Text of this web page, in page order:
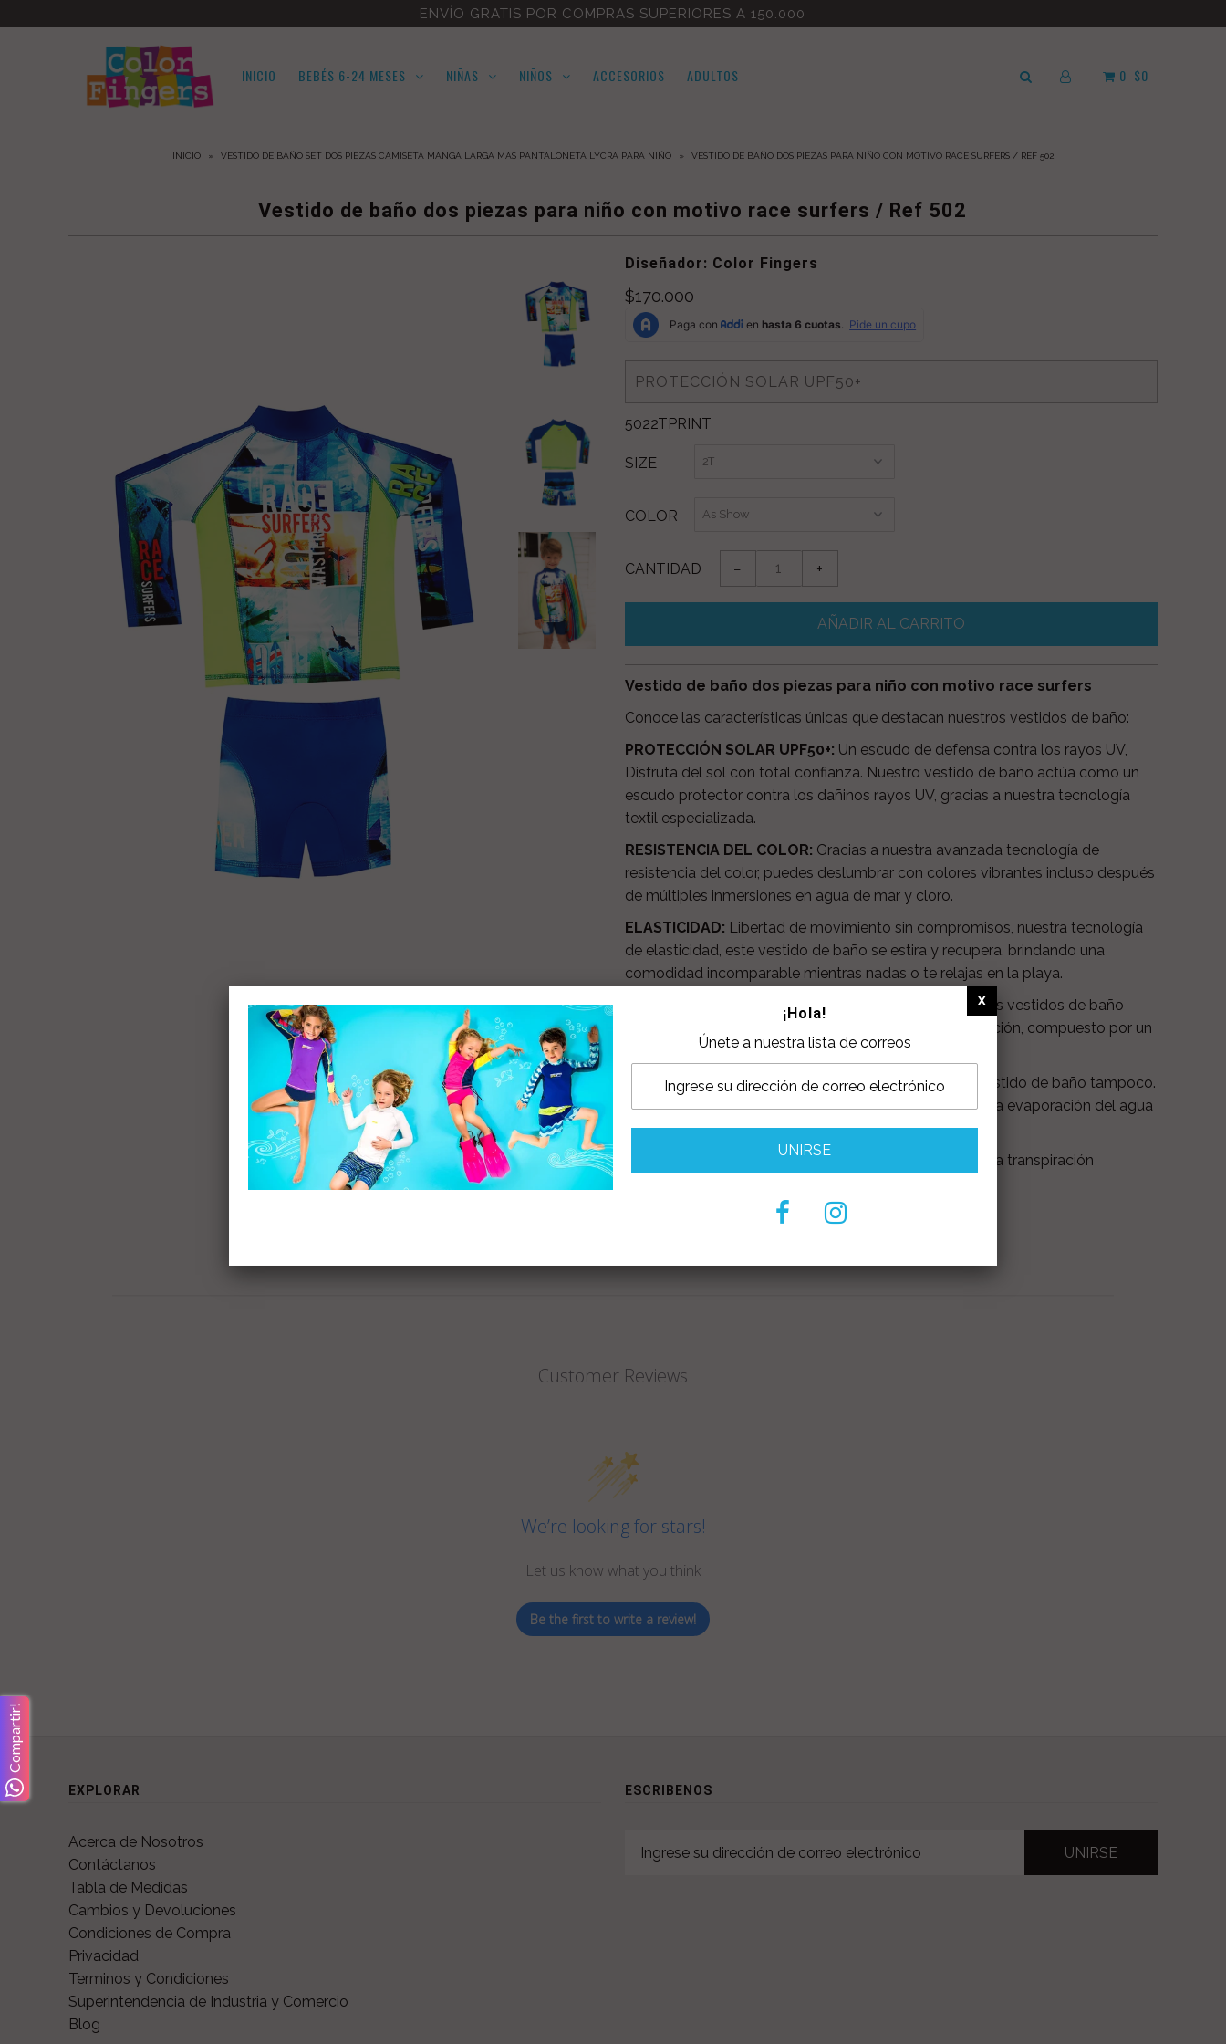
ENVÍO GRATIS POR COMPRAS SUPERIORES A 150.000
INICIO BEBÉS 6-24 MESES NIÑAS NIÑOS ACCESORIOS ADULTOS 0 $0
INICIO » VESTIDO DE BAÑO SET DOS PIEZAS CAMISETA MANGA LARGA MAS PANTALONETA LYCRA PARA NIÑO » VESTIDO DE BAÑO DOS PIEZAS PARA NIÑO CON MOTIVO RACE SURFERS / REF 502
Vestido de baño dos piezas para niño con motivo race surfers / Ref 502
Diseñador: Color Fingers
$170.000
PROTECCIÓN SOLAR UPF50+
5022TPRINT
SIZE
COLOR
CANTIDAD − +
Vestido de baño dos piezas para niño con motivo race surfers
Conoce las características únicas que destacan nuestros vestidos de baño:
PROTECCIÓN SOLAR UPF50+: Un escudo de defensa contra los rayos UV,
Disfruta del sol con total confianza. Nuestro vestido de baño actúa como un
escudo protector contra los dañinos rayos UV, gracias a nuestra tecnología
textil especializada.
RESISTENCIA DEL COLOR: Gracias a nuestra avanzada tecnología de
resistencia del color, puedes deslumbrar con colores vibrantes incluso después
de múltiples inmersiones en agua de mar y cloro.
ELASTICIDAD: Libertad de movimiento sin compromisos, nuestra tecnología
de elasticidad, este vestido de baño se estira y recupera, brindando una
comodidad incomparable mientras nadas o te relajas en la playa.
Suavidad inigualable para tu piel, nuestros vestidos de baño
están confeccionados con microfibra de última generación, compuesto por un
mayor número de filamentos que un hilo normal.
SECADO RAPIDO:La diversión no espera, y nuestro vestido de baño tampoco.
Con nuestra tecnología de secado rápido que permite la evaporación del agua
y el secado rápido del textil
Tecnología que protege el color de la transpiración
Twitter
Customer Reviews
We’re looking for stars!
Let us know what you think
Be the first to write a review!
EXPLORAR
Acerca de Nosotros
Contáctanos
Tabla de Medidas
Cambios y Devoluciones
Condiciones de Compra
Privacidad
Terminos y Condiciones
Superintendencia de Industria y Comercio
Blog
ESCRIBENOS
ACCESORIOS
Compartir!
¡Hola!
Únete a nuestra lista de correos